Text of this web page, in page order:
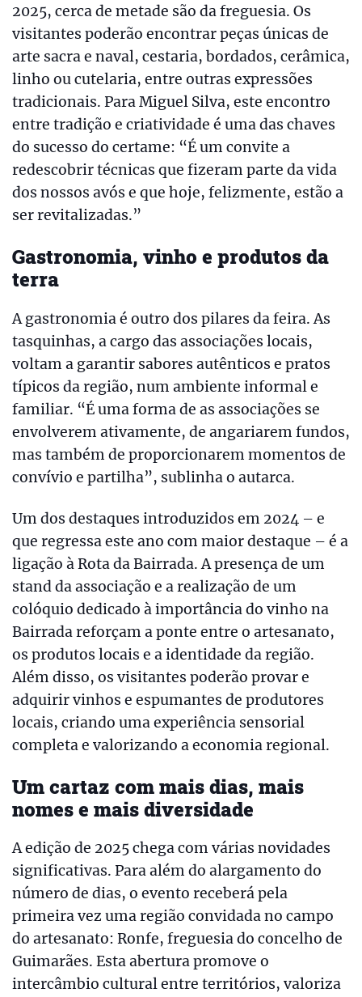
2025, cerca de metade são da freguesia. Os
visitantes poderão encontrar peças únicas de
arte sacra e naval, cestaria, bordados, cerâmica,
linho ou cutelaria, entre outras expressões
tradicionais. Para Miguel Silva, este encontro
entre tradição e criatividade é uma das chaves
do sucesso do certame: “É um convite a
redescobrir técnicas que fizeram parte da vida
dos nossos avós e que hoje, felizmente, estão a
ser revitalizadas.”
Gastronomia, vinho e produtos da
terra
A gastronomia é outro dos pilares da feira. As
tasquinhas, a cargo das associações locais,
voltam a garantir sabores autênticos e pratos
típicos da região, num ambiente informal e
familiar. “É uma forma de as associações se
envolverem ativamente, de angariarem fundos,
mas também de proporcionarem momentos de
convívio e partilha”, sublinha o autarca.
Um dos destaques introduzidos em 2024 – e
que regressa este ano com maior destaque – é a
ligação à Rota da Bairrada. A presença de um
stand da associação e a realização de um
colóquio dedicado à importância do vinho na
Bairrada reforçam a ponte entre o artesanato,
os produtos locais e a identidade da região.
Além disso, os visitantes poderão provar e
adquirir vinhos e espumantes de produtores
locais, criando uma experiência sensorial
completa e valorizando a economia regional.
Um cartaz com mais dias, mais
nomes e mais diversidade
A edição de 2025 chega com várias novidades
significativas. Para além do alargamento do
número de dias, o evento receberá pela
primeira vez uma região convidada no campo
do artesanato: Ronfe, freguesia do concelho de
Guimarães. Esta abertura promove o
intercâmbio cultural entre territórios, valoriza